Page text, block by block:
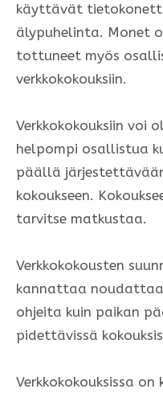
käyttävät
älypuhelinta. Monet
tottuneet myös
verkkokokouksiin.
Verkkokokouksiin voi
helpompi osallistua
päällä
kokoukseen.
tarvitse matkustaa.
Verkkokokousten
kannattaa
ohjeita kuin paikan
pidettävissä
Verkkokokouksissa on